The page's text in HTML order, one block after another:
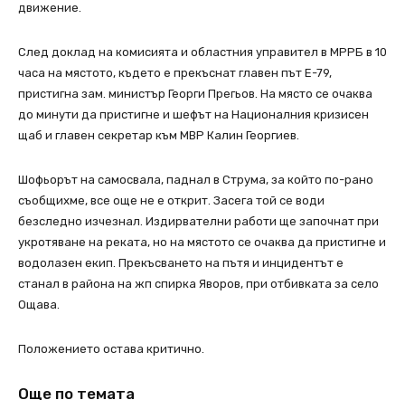
движение.
След доклад на комисията и областния управител в МРРБ в 10
часа на мястото, където е прекъснат главен път Е-79,
пристигна зам. министър Георги Прегьов. На място се очаква
до минути да пристигне и шефът на Националния кризисен
щаб и главен секретар към МВР Калин Георгиев.
Шофьорът на самосвала, паднал в Струма, за който по-рано
съобщихме, все още не е открит. Засега той се води
безследно изчезнал. Издирвателни работи ще започнат при
укротяване на реката, но на мястото се очаква да пристигне и
водолазен екип. Прекъсването на пътя и инцидентът е
станал в района на жп спирка Яворов, при отбивката за село
Ощава.
Положението остава критично.
Още по темата